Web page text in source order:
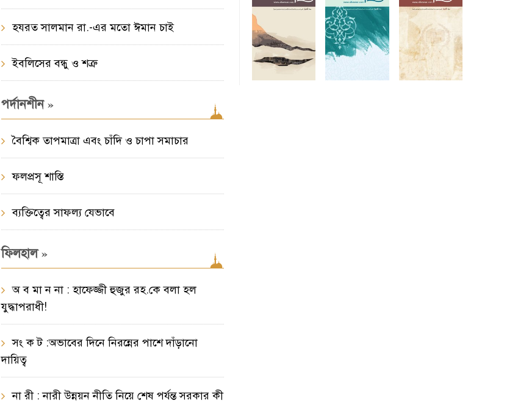
হযরত সালমান রা.-এর মতো ঈমান চাই
ইবলিসের বন্ধু ও শত্রু
পর্দানশীন »
বৈশ্বিক তাপমাত্রা এবং চাঁদি ও চাপা সমাচার
ফলপ্রসূ শাস্তি
ব্যক্তিত্বের সাফল্য যেভাবে
ফিলহাল»
অ ব মা ন না : হাফেজ্জী হুজুর রহ.কে বলা হল
যুদ্ধাপরাধী!
সং ক ট :অভাবের দিনে নিরন্নের পাশে দাঁড়ানো
দায়িত্ব
না রী : নারী উন্নয়ন নীতি নিয়ে শেষ পর্যন্ত সরকার কী